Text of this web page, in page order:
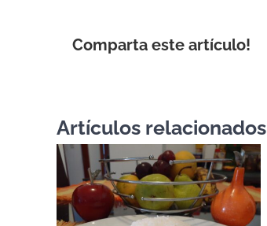
Comparta este artículo!
Artículos relacionados